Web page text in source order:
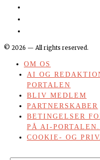
© 2026 — All rights reserved.
OM OS
AI OG
PORTALEN
BLIV MEDLEM
PARTNERSKABER
BETINGELSER
PÅ AI-
COOKIE- OG